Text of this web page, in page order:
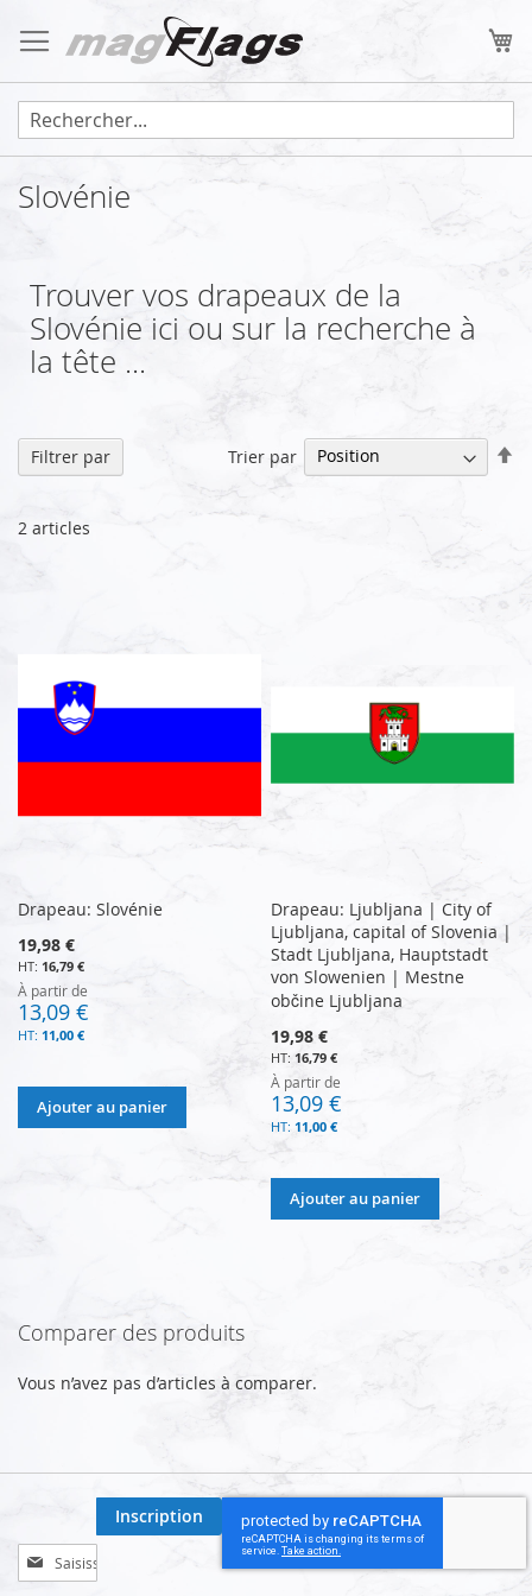
au
contenu
Slovénie
Trouver vos drapeaux de la
Slovénie ici ou sur la recherche à
la tête ...
2 articles
Trier par
Drapeau: Slovénie
19,98 €
16,79 €
À partir de
13,09 €
11,00 €
Ajouter au panier
Drapeau: Ljubljana | City of
Ljubljana, capital of Slovenia |
Stadt Ljubljana, Hauptstadt
von Slowenien | Mestne
občine Ljubljana
19,98 €
16,79 €
À partir de
13,09 €
11,00 €
Ajouter au panier
Filtrer par
Comparer des produits
Vous n’avez pas d’articles à comparer.
Inscription
à
Inscription